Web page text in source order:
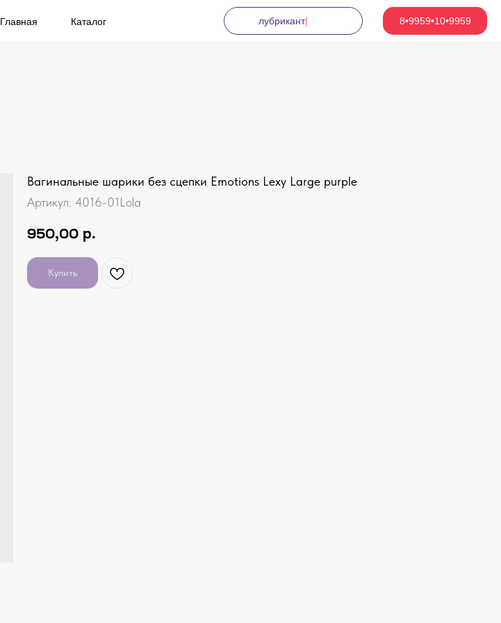
Каталог 8•9959•10•9959
лубрика|
Главная
Вагинальные шарики без сцепки Emotions Lexy Large purple
Артикул: 4016-01Lola
950,00 р.
Купить